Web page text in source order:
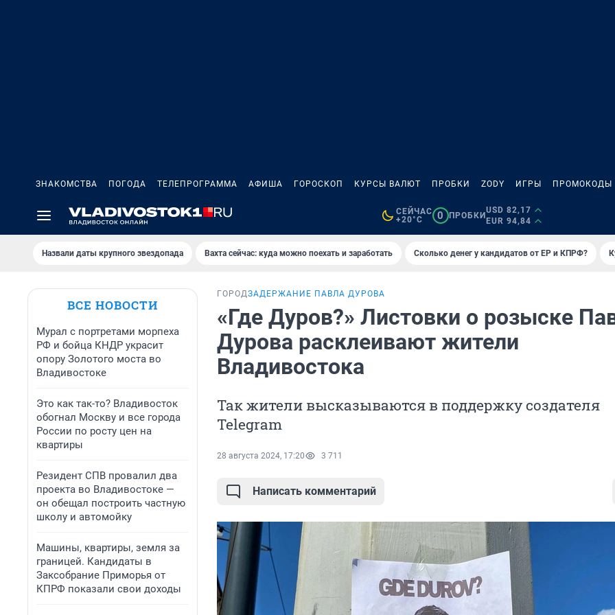
ЗНАКОМСТВА ПОГОДА ТЕЛЕПРОГРАММА АФИША ГОРОСКОП КУРСЫ ВАЛЮТ ПРОБКИ ZODY ИГРЫ ПРОМОКОДЫ
СЕЙЧАС
+20°C
0 ПРОБКИ
USD 82,17
EUR 94,84
Назвали даты крупного звездопада Вахта сейчас: куда можно поехать и заработать Сколько денег у кандидатов от ЕР и КПРФ?
ВСЕ НОВОСТИ
Мурал с портретами морпеха
РФ и бойца КНДР украсит
опору Золотого моста во
Владивостоке
Это как так-то? Владивосток
обогнал Москву и все города
России по росту цен на
квартиры
Резидент СПВ провалил два
проекта во Владивостоке —
он обещал построить частную
школу и автомойку
Машины, квартиры, земля за
границей. Кандидаты в
Заксобрание Приморья от
КПРФ показали свои доходы
ГОРОДЗАДЕРЖАНИЕ ПАВЛА ДУРОВА
«Где Дуров?» Листовки о розыске
Дурова расклеивают жители
Владивостока
Так жители высказываются в поддержку создателя
Telegram
28 августа 2024, 17:20 3 711
Написать комментарий